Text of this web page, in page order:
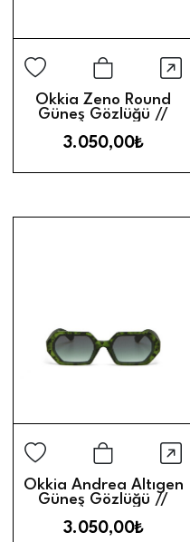
Sepete
Okkia Zeno Round
Güneş Gözlüğü //
3.050,00₺
Sepete
Okkia Andrea Altıgen
Güneş Gözlüğü //
3.050,00₺